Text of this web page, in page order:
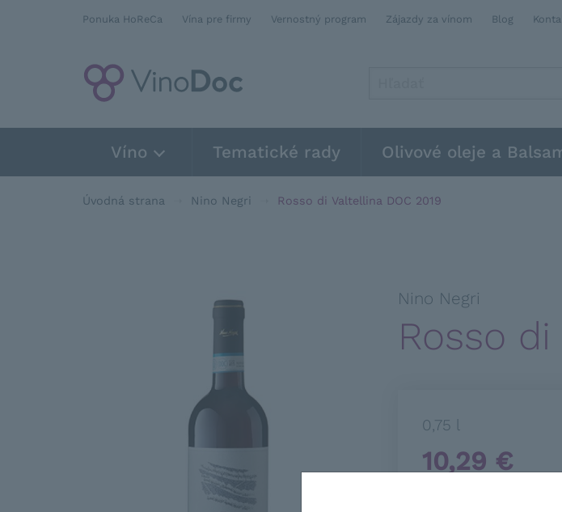
Ponuka HoReCa Vína pre firmy Vernostný program Zájazdy za vínom Blog
Víno Tematické rady Olivové oleje a
Úvodná strana Nino Negri Rosso di Valtellina DOC 2019
Nino Negri
Rosso
0,75 l
10,29 €